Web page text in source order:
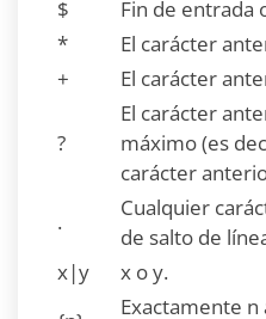
$
Fin de entrada
*
El carácter
+
El carácter
?
El carácter
máximo (es
carácter
.
Cualquier
de salto de
x|y
x o y.
Exactamente